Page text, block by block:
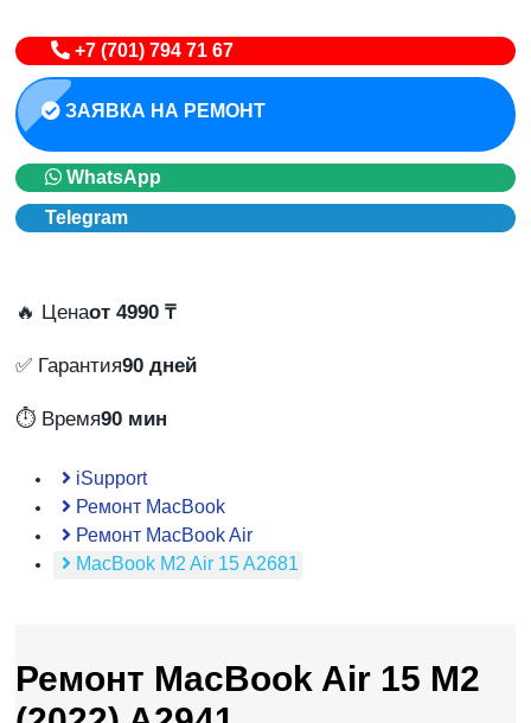
+7 (701) 794 71 67
ЗАЯВКА НА РЕМОНТ
WhatsApp
Telegram
🔥 Ценаот 4990 ₸
✅ Гарантия90 дней
⏱️ Время90 мин
iSupport
Ремонт MacBook
Ремонт MacBook Air
MacBook M2 Air 15 A2681
Ремонт MacBook Air 15 M2